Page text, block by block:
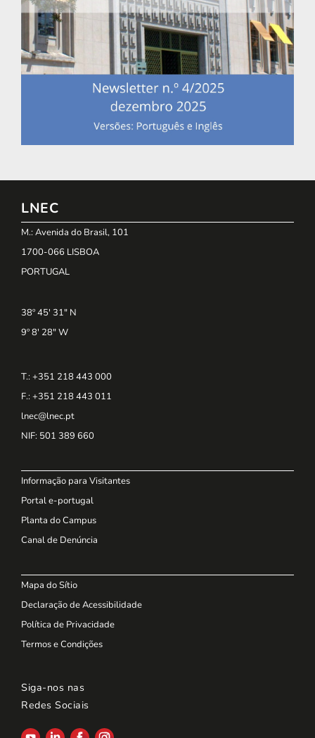
LNEC
M.: Avenida do Brasil, 101
1700-066 LISBOA
PORTUGAL
38º 45' 31" N
9º 8' 28" W
T.: +351 218 443 000
F.: +351 218 443 011
lnec@lnec.pt
NIF: 501 389 660
Informação para Visitantes
Portal e-portugal
Planta do Campus
Canal de Denúncia
Mapa do Sítio
Declaração de Acessibilidade
Política de Privacidade
Termos e Condições
Siga-nos nas
Redes Sociais